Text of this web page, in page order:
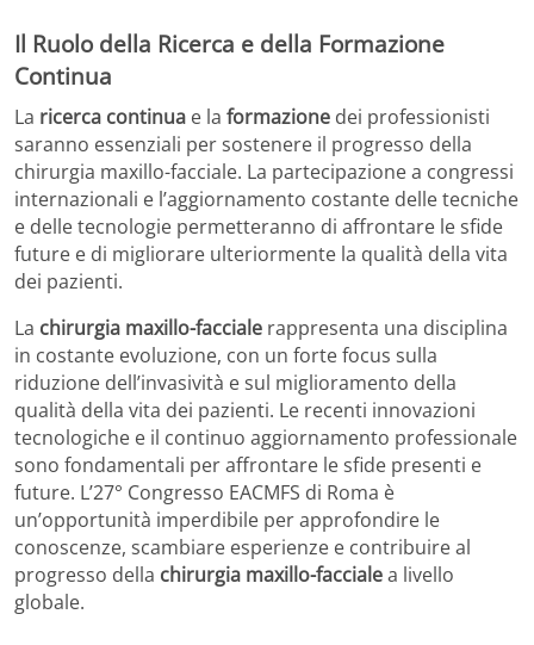
Il Ruolo della Ricerca e della Formazione
Continua
La ricerca continua e la formazione dei professionisti
saranno essenziali per sostenere il progresso della
chirurgia maxillo-facciale. La partecipazione a congressi
internazionali e l’aggiornamento costante delle tecniche
e delle tecnologie permetteranno di affrontare le sfide
future e di migliorare ulteriormente la qualità della vita
dei pazienti.
La chirurgia maxillo-facciale rappresenta una disciplina
in costante evoluzione, con un forte focus sulla
riduzione dell’invasività e sul miglioramento della
qualità della vita dei pazienti. Le recenti innovazioni
tecnologiche e il continuo aggiornamento professionale
sono fondamentali per affrontare le sfide presenti e
future. L’27° Congresso EACMFS di Roma è
un’opportunità imperdibile per approfondire le
conoscenze, scambiare esperienze e contribuire al
progresso della chirurgia maxillo-faccialea livello
globale.